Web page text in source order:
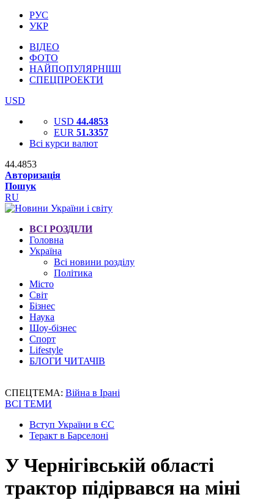
РУС
УКР
ВІДЕО
ФОТО
НАЙПОПУЛЯРНІШІ
СПЕЦПРОЕКТИ
USD
USD 44.4853
EUR 51.3357
Всі курси валют
44.4853
Авторизація
Пошук
RU
ВСІ РОЗДІЛИ
Головна
Україна
Всі новини розділу
Політика
Місто
Світ
Бізнес
Наука
Шоу-бізнес
Спорт
Lifestyle
БЛОГИ ЧИТАЧІВ
СПЕЦТЕМА: Війна в Ірані
ВСІ ТЕМИ
Вступ України в ЄС
Теракт в Барселоні
У Чернігівській області
трактор підірвався на міні